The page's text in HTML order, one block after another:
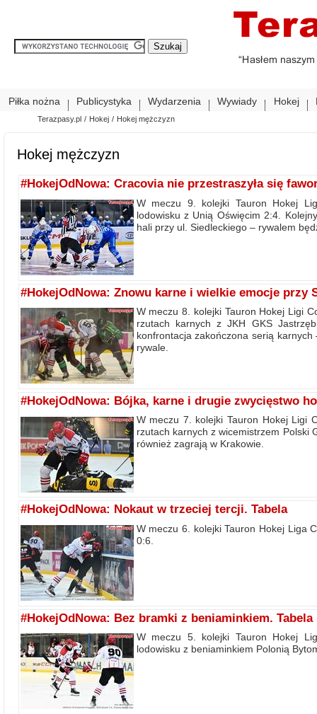
Piłka nożna Publicystyka Wydarzenia Wywiady Hokej
Terazpasy.pl / Hokej / Hokej mężczyzn
Hokej mężczyzn
#HokejOdNowa: Cracovia nie przestraszyła się
W meczu 9. kolejki Tauron Hokej
lodowisku z Unią Oświęcim 2:4.
hali przy ul. Siedleckiego – rywalem
#HokejOdNowa: Znowu karne i wielkie emocje przy
W meczu 8. kolejki Tauron Hokej Ligi
rzutach karnych z JKH GKS
konfrontacja zakończona serią
rywale.
#HokejOdNowa: Bójka, karne i drugie zwycięstwo
W meczu 7. kolejki Tauron Hokej Ligi
rzutach karnych z wicemistrzem Polski
również zagrają w Krakowie.
#HokejOdNowa: Nokaut w trzeciej tercji. Tabela
W meczu 6. kolejki Tauron Hokej Liga
0:6.
#HokejOdNowa: Bez bramki z beniaminkiem. Tabela
W meczu 5. kolejki Tauron Hokej
lodowisku z beniaminkiem Polonią